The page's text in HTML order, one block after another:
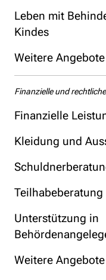
Leben mit
Kindes
Weitere Angebote
Finanzielle und
Finanzielle
Kleidung und
Teilhabeberatung
Unterstützung in
Weitere Angebote